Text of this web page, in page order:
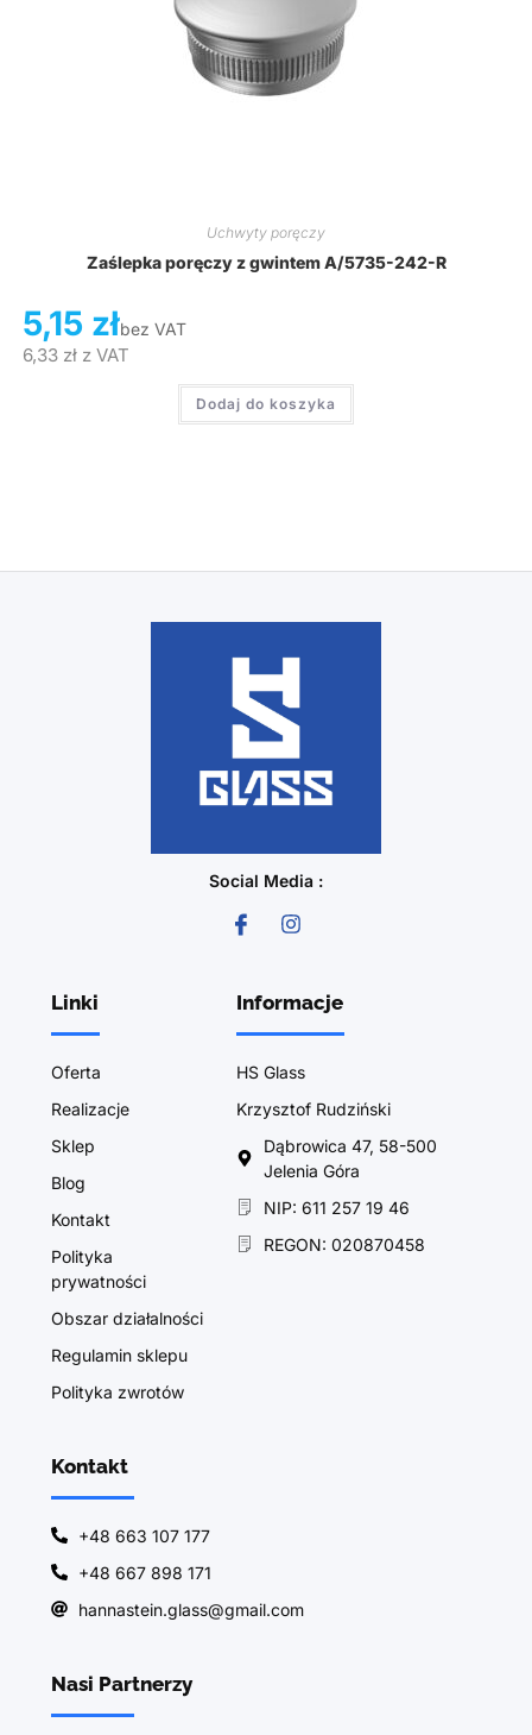
Uchwyty poręczy
Zaślepka poręczy z gwintem A/5735-242-R
5,15 złbez VAT
6,33 złz VAT
Dodaj do koszyka
Social Media :
Linki
Oferta
Realizacje
Sklep
Blog
Kontakt
Polityka
prywatności
Obszar działalności
Regulamin sklepu
Polityka zwrotów
Informacje
HS Glass
Krzysztof Rudziński
Dąbrowica 47, 58-500
Jelenia Góra
NIP: 611 257 19 46
REGON: 020870458
Kontakt
+48 663 107 177
+48 667 898 171
hannastein.glass@gmail.com
Nasi Partnerzy